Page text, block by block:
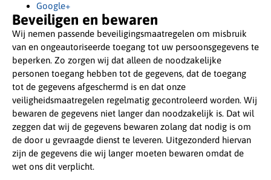
Google+
Beveiligen en bewaren
Wij nemen passende beveiligingsmaatregelen om misbruik
van en ongeautoriseerde toegang tot uw persoonsgegevens te
beperken. Zo zorgen wij dat alleen de noodzakelijke
personen toegang hebben tot de gegevens, dat de toegang
tot de gegevens afgeschermd is en dat onze
veiligheidsmaatregelen regelmatig gecontroleerd worden. Wij
bewaren de gegevens niet langer dan noodzakelijk is. Dat wil
zeggen dat wij de gegevens bewaren zolang dat nodig is om
de door u gevraagde dienst te leveren. Uitgezonderd hiervan
zijn de gegevens die wij langer moeten bewaren omdat de
wet ons dit verplicht.